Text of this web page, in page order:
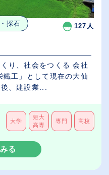
採石 127人
り、社会をつくる 会社
工」として現在の大仙
、建設業...
大学
短大
高専
専門 高校
る